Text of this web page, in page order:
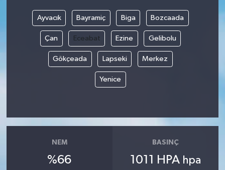
Ayvacık Bayramiç Biga Bozcaada
Çan Eceabat Ezine Gelibolu
Gökçeada Lapseki Merkez
Yenice
NEM
%66
BASINÇ
1011 HPA hpa